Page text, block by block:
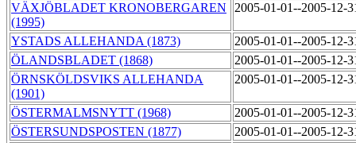
VÄXJÖBLADET KRONOBERGAREN
(1995)
2005-01-01--2005-12-
YSTADS ALLEHANDA (1873)
2005-01-01--2005-12-
ÖLANDSBLADET (1868)
2005-01-01--2005-12-
ÖRNSKÖLDSVIKS ALLEHANDA
(1901)
2005-01-01--2005-12-
ÖSTERMALMSNYTT (1968)
2005-01-01--2005-12-
ÖSTERSUNDSPOSTEN (1877)
2005-01-01--2005-12-